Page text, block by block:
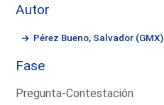
Autor
Pérez Bueno, Salvador (GMX)
Fase
Pregunta-Contestación